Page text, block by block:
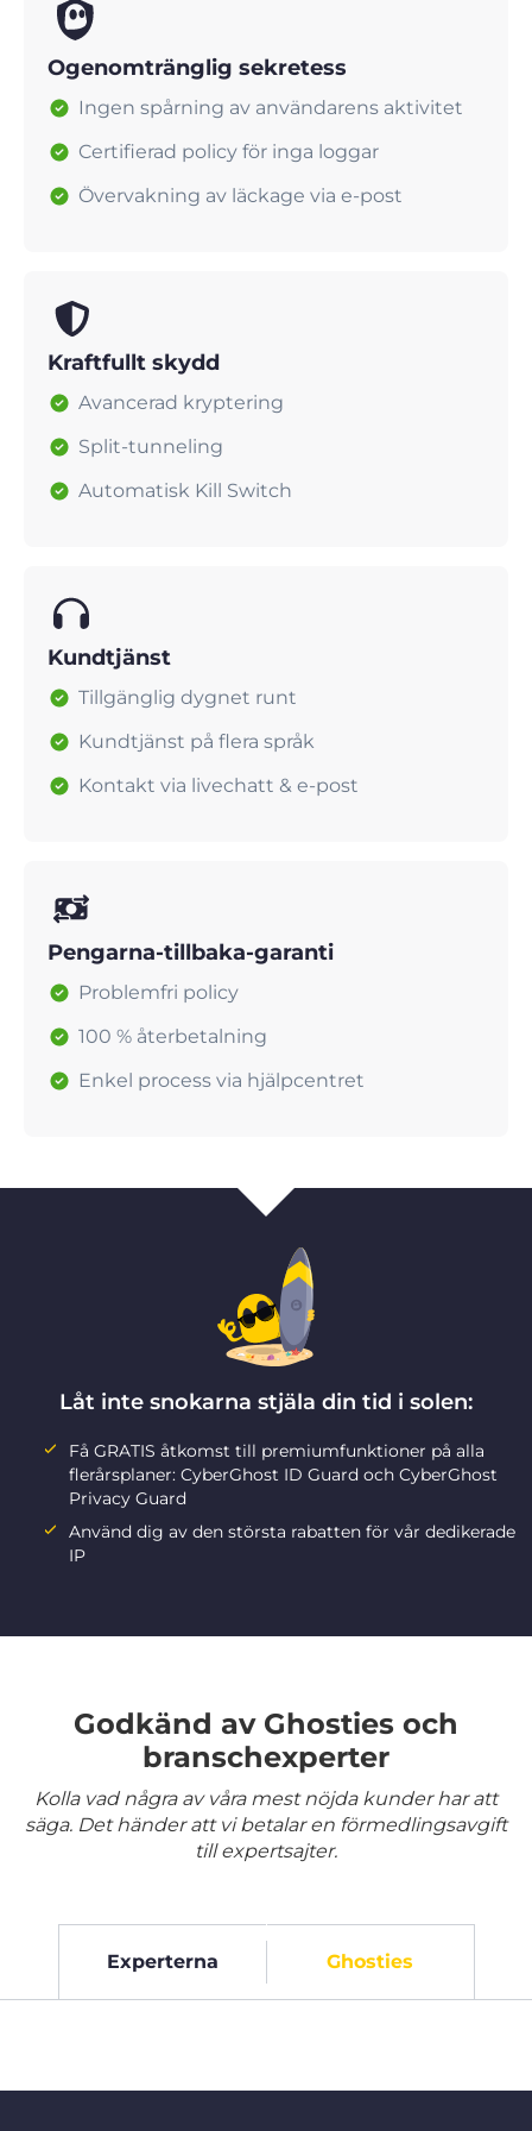
Ogenomtränglig sekretess
Ingen spårning av användarens aktivitet
Certifierad policy för inga loggar
Övervakning av läckage via e-post
Kraftfullt skydd
Avancerad kryptering
Split-tunneling
Automatisk Kill Switch
Kundtjänst
Tillgänglig dygnet runt
Kundtjänst på flera språk
Kontakt via livechatt & e-post
Pengarna-tillbaka-garanti
Problemfri policy
100 % återbetalning
Enkel process via hjälpcentret
Låt inte snokarna stjäla din tid i solen:
Få GRATIS åtkomst till premiumfunktioner på alla
flerårsplaner: CyberGhost ID Guard och CyberGhost
Privacy Guard
Använd dig av den största rabatten för vår dedikerade
IP
Godkänd av Ghosties och
branschexperter
Kolla vad några av våra mest nöjda kunder har att
säga. Det händer att vi betalar en förmedlingsavgift
till expertsajter.
Experterna Ghosties